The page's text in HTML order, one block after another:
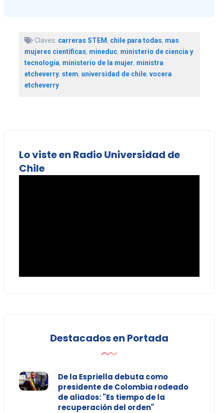
Claves: carreras STEM , chile para todas, mas
mujeres cientificas, mineduc, ministerio de ciencia y
tecnología, ministerio de la mujer, ministra
etcheverry, stem, universidad de chile, vocera
etcheverry
Lo viste en Radio Universidad de
Chile
Destacados en Portada
De la Espriella debuta como
presidente de Colombia rodeado
de aliados: "Es tiempo de la
recuperación del orden"